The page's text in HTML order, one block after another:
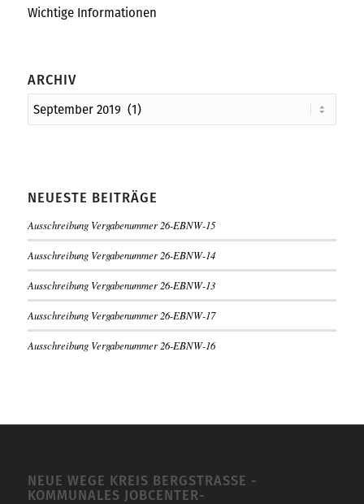
Wichtige Informationen
ARCHIV
NEUESTE BEITRÄGE
Ausschreibung Vergabenummer 26-EBNW-15
Ausschreibung Vergabenummer 26-EBNW-14
Ausschreibung Vergabenummer 26-EBNW-13
Ausschreibung Vergabenummer 26-EBNW-17
Ausschreibung Vergabenummer 26-EBNW-16
NEUE WEGE KREIS BERGSTRASSE -K
OMMUNALES JOBCENTER-